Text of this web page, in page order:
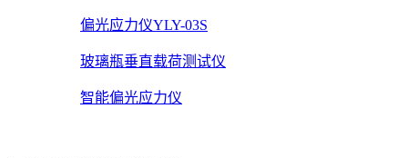
偏光应力仪YLY-03S
玻璃瓶垂直载荷测试仪
智能偏光应力仪